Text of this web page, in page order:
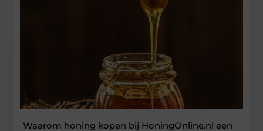
Waarom honing kopen bij HoningOnline.nl een